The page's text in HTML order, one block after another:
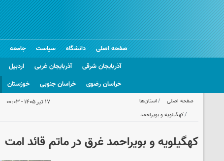
صفحه اصلی دانشگاه سیاست جامعه
آذربایجان شرقی
آذربایجان غربی اردبیل
خراسان رضوی
خراسان جنوبی خوزستان
صفحه اصلی
استان‌ها
کهگیلویه و بویراحمد
۱۷ تیر ۱۴۰۵ - ۰۰:۰۳
کهگیلویه و بویراحمد غرق در ماتم قائد امت